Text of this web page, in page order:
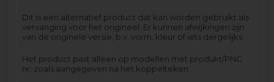
Dit is een alternatief product dat kan worden gebruikt als
vervanging voor het origineel. Er kunnen afwijkingen zijn
van de originele versie, b.v. vorm, kleur of iets dergelijks.
Het product past alleen op modellen met produkt/PNC
nr. zoals aangegeven na het koppelteken.